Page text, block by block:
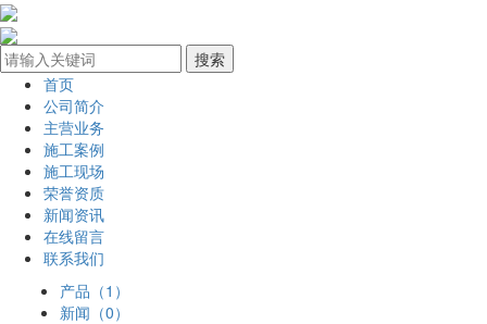
首页
公司简介
主营业务
施工案例
施工现场
荣誉资质
新闻资讯
在线留言
联系我们
产品（1）
新闻（0）